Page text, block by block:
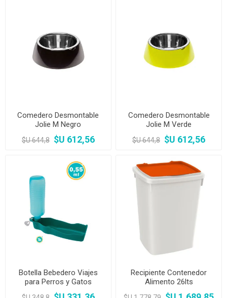
Comedero Desmontable
Jolie M Negro
$U 644,8 $U 612,56
Comedero Desmontable
Jolie M Verde
$U 644,8 $U 612,56
Botella Bebedero Viajes
para Perros y Gatos
Recipiente Contenedor
Alimento 26lts